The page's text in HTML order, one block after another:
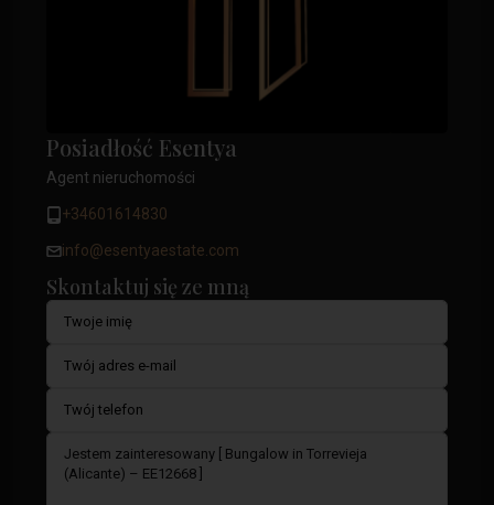
Posiadłość Esentya
Agent nieruchomości
+34601614830
info@esentyaestate.com
Skontaktuj się ze mną